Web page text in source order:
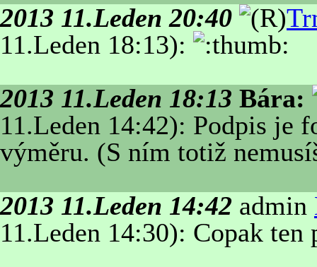
2013 11.Leden 20:40
11.Leden 18:13):
2013 11.Leden 18:13 Bára:
11.Leden 14:42): Podpis je
výměru. (S ním totiž
2013 11.Leden 14:42 admin
11.Leden 14:30): Copak